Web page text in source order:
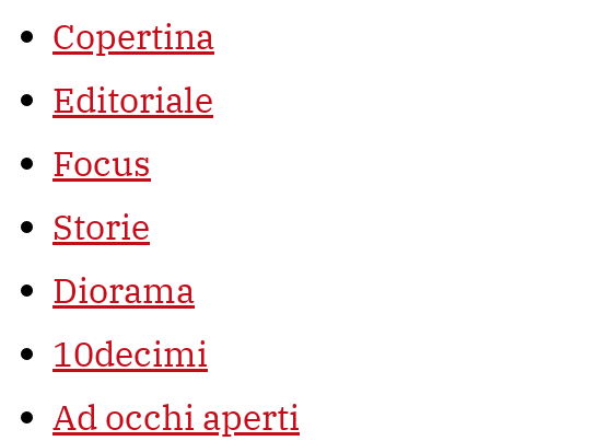
Copertina
Editoriale
Focus
Storie
Diorama
10decimi
Ad occhi aperti